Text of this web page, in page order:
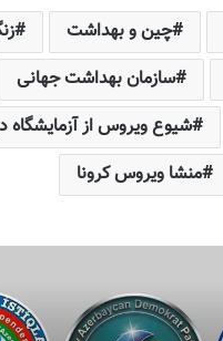
چین و بهداشت
سازمان بهداشت جهانی
شیوع ویروس از آزمایشگاه
منشا ویروس کرونا